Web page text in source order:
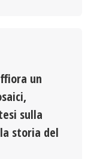
un
sulla
storia del